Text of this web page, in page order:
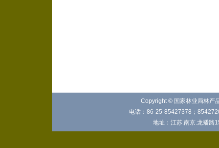
Copyright © 国家林业局林产
电话：86-25-85427378；
地址：江苏.南京.龙蟠路